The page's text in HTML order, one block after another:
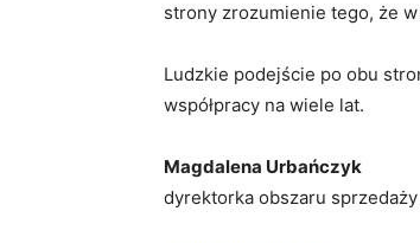
strony zrozumienie tego, że
Ludzkie podejście po obu
współpracy na wiele lat.
Magdalena Urbańczyk
dyrektorka obszaru